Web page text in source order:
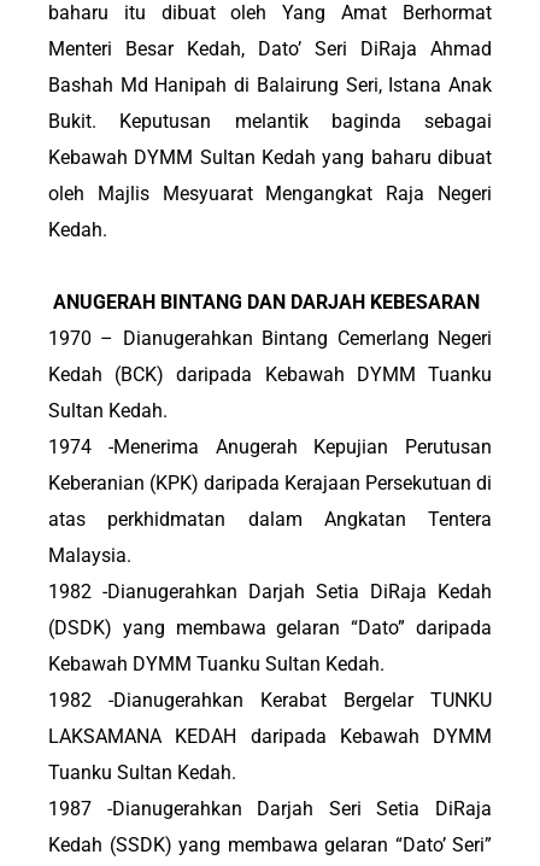
baharu itu dibuat oleh Yang Amat Berhormat
Menteri Besar Kedah, Dato’ Seri DiRaja Ahmad
Bashah Md Hanipah di Balairung Seri, Istana Anak
Bukit. Keputusan melantik baginda sebagai
Kebawah DYMM Sultan Kedah yang baharu dibuat
oleh Majlis Mesyuarat Mengangkat Raja Negeri
Kedah.
ANUGERAH BINTANG DAN DARJAH KEBESARAN
1970 – Dianugerahkan Bintang Cemerlang Negeri
Kedah (BCK) daripada Kebawah DYMM Tuanku
Sultan Kedah.
1974 -Menerima Anugerah Kepujian Perutusan
Keberanian (KPK) daripada Kerajaan Persekutuan di
atas perkhidmatan dalam Angkatan Tentera
Malaysia.
1982 -Dianugerahkan Darjah Setia DiRaja Kedah
(DSDK) yang membawa gelaran “Dato” daripada
Kebawah DYMM Tuanku Sultan Kedah.
1982 -Dianugerahkan Kerabat Bergelar TUNKU
LAKSAMANA KEDAH daripada Kebawah DYMM
Tuanku Sultan Kedah.
1987 -Dianugerahkan Darjah Seri Setia DiRaja
Kedah (SSDK) yang membawa gelaran “Dato’ Seri”